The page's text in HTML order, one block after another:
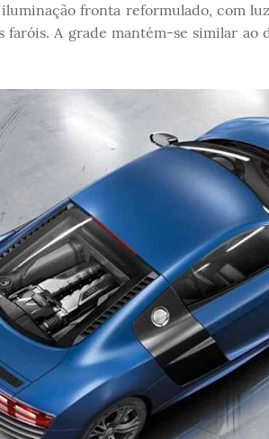
fronta reformulado, com
faróis. A grade mantém-se similar ao